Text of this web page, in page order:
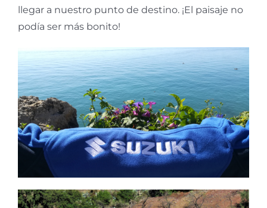
llegar a nuestro punto de destino. ¡El paisaje no
podía ser más bonito!